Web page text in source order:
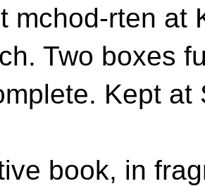
mchod-rten at
Two boxes
Kept at
book, in